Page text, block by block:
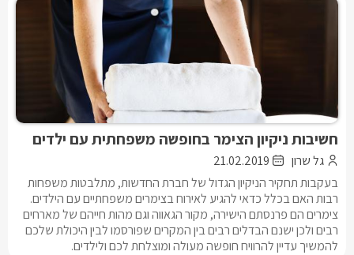
חשיבות ניקיון הצימר בחופשה משפחתית עם ילדים
בעקבות תחקיר הניקיון הגדול של חברת החדשות, מתלבטות משפחות
רבות האם בכלל כדאי להגיע לאירוח בצימרים משפחתיים עם הילדים.
צימרים הם פרנסתם הישירה, מקור הגאווה וגם מהות חייהם של מארחים
רבים ולכן ישנם הבדלים רבים בין המקרים שפורסמו לבין היכולת שלכם
להמשיך עדיין להרוויח חופשה מעולה ומוצלחת לכם ולילדים.
גל שרון 21.02.2019